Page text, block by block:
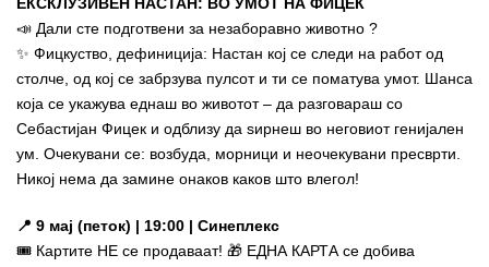
📣 Дали сте подготвени за незаборавно животно ?
✨ Фицкуство, дефиниција: Настан кој се следи на работ од
столче, од кој се забрзува пулсот и ти се поматува умот. Шанса
која се укажува еднаш во животот – да разговараш со
Себастијан Фицек и одблизу да ѕирнеш во неговиот генијален
ум. Очекувани се: возбуда, морници и неочекувани пресврти.
Никој нема да замине онаков каков што влегол!
📍 9 мај (петок) | 19:00 | Синеплекс
🎟️ Картите НЕ се продаваат! 🎁 ЕДНА КАРТА се добива